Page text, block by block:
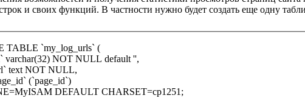
и своих функций. В частности нужно будет создать еще одну
TABLE `my_log_urls` (
varchar(32) NOT NULL default '',
text NOT NULL,
(`page_id`)
DEFAULT CHARSET=cp1251;